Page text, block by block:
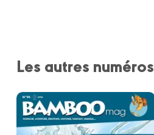
Les autres numéros